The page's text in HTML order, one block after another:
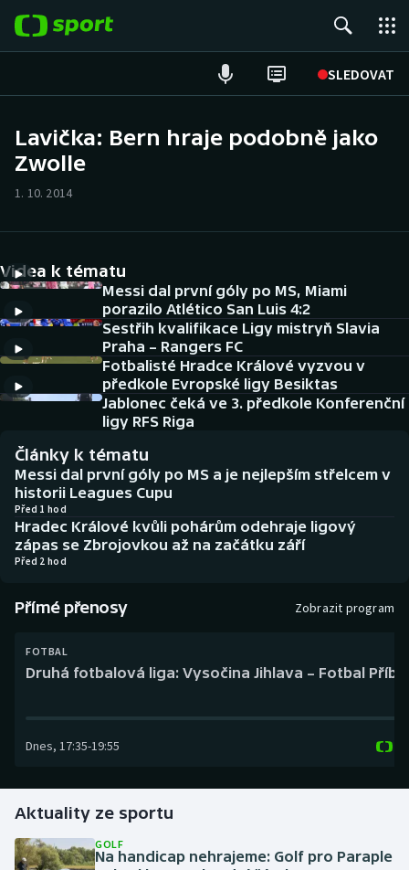
SLEDOVAT
Hokej
Cyklistika
DALŠÍ SPORTY
Americký fotbal
Baseball a softbal
Basketbal
Biatlon
Boby a skeleton
Box
Golf
Gymnastika
NEPŘEHLÉDNĚTE
Historické návraty
Aplikace ČT sport
AZ kvíz
Lavička: Bern hraje podobně jako
Zwolle
1. 10. 2014
Videa k tématu
Messi dal první góly po MS, Miami
porazilo Atlético San Luis 4:2
Sestřih kvalifikace Ligy mistryň Slavia
Praha – Rangers FC
Fotbalisté Hradce Králové vyzvou v
předkole Evropské ligy Besiktas
Jablonec čeká ve 3. předkole Konferenční
ligy RFS Riga
Články k tématu
Messi dal první góly po MS a je nejlepším střelcem v
historii Leagues Cupu
Před 1 hod
Hradec Králové kvůli pohárům odehraje ligový
zápas se Zbrojovkou až na začátku září
Před 2 hod
Přímé přenosy Zobrazit program
FOTBAL
Druhá fotbalová liga: Vysočina Jihlava – Fotbal
Dnes, 17:35-19:55
Aktuality ze sportu
GOLF
Na handicap nehrajeme: Golf pro Paraple